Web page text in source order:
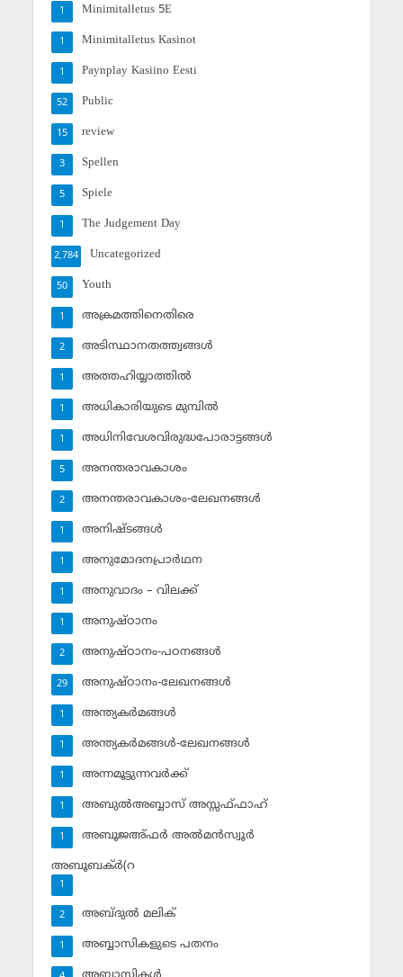
Minimitalletus 5E
1
Minimitalletus Kasinot
1
Paynplay Kasiino Eesti
1
Public
52
review
15
Spellen
3
Spiele
5
The Judgement Day
1
Uncategorized
2,784
Youth
50
അക്രമത്തിനെതിരെ
1
അടിസ്ഥാനതത്ത്വങ്ങള്‍
2
അത്തഹിയ്യാത്തില്‍
1
അധികാരിയുടെ മുമ്പില്‍
1
അധിനിവേശവിരുദ്ധപോരാട്ടങ്ങള്‍
1
അനന്തരാവകാശം
5
അനന്തരാവകാശം-ലേഖനങ്ങള്‍
2
അനിഷ്ടങ്ങള്‍
1
അനുമോദനപ്രാര്‍ഥന
1
അനുവാദം – വിലക്ക്‌
1
അനുഷ്ഠാനം
1
അനുഷ്ഠാനം-പഠനങ്ങള്‍
2
അനുഷ്ഠാനം-ലേഖനങ്ങള്‍
29
അന്ത്യകര്‍മങ്ങള്‍
1
അന്ത്യകര്‍മങ്ങള്‍-ലേഖനങ്ങള്‍
1
അന്നമൂട്ടുന്നവര്‍ക്ക്
1
അബുല്‍അബ്ബാസ് അസ്സഫ്ഫാഹ്‌
1
അബൂജഅ്ഫര്‍ അല്‍മന്‍സ്വൂര്‍
1
അബൂബക്ര്‍(റ
1
അബ്ദുല്‍ മലിക്‌
2
അബ്ബാസികളുടെ പതനം
1